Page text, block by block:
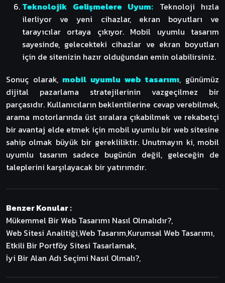
Teknolojik Gelişmelere Uyum: Teknoloji hızla
ilerliyor ve yeni cihazlar, ekran boyutları ve
tarayıcılar ortaya çıkıyor. Mobil uyumlu tasarım
sayesinde, gelecekteki cihazlar ve ekran boyutları
için de sitenizin hazır olduğundan emin olabilirsiniz.
Sonuç olarak, mobil uyumlu web tasarımı, günümüz
dijital pazarlama stratejilerinin vazgeçilmez bir
parçasıdır. Kullanıcıların beklentilerine cevap verebilmek,
arama motorlarında üst sıralara çıkabilmek ve rekabetçi
bir avantaj elde etmek için mobil uyumlu bir web sitesine
sahip olmak büyük bir gerekliliktir. Unutmayın ki, mobil
uyumlu tasarım sadece bugünün değil, geleceğin de
taleplerini karşılayacak bir yatırımdır.
Benzer Konular :
Mükemmel Bir Web Tasarımı Nasıl Olmalıdır?,
Web Sitesi Analitiği,Web Tasarım,Kurumsal Web Tasarımı,
Etkili Bir Portföy Sitesi Tasarlamak,
İyi Bir Alan Adı Seçimi Nasıl Olmalı?,